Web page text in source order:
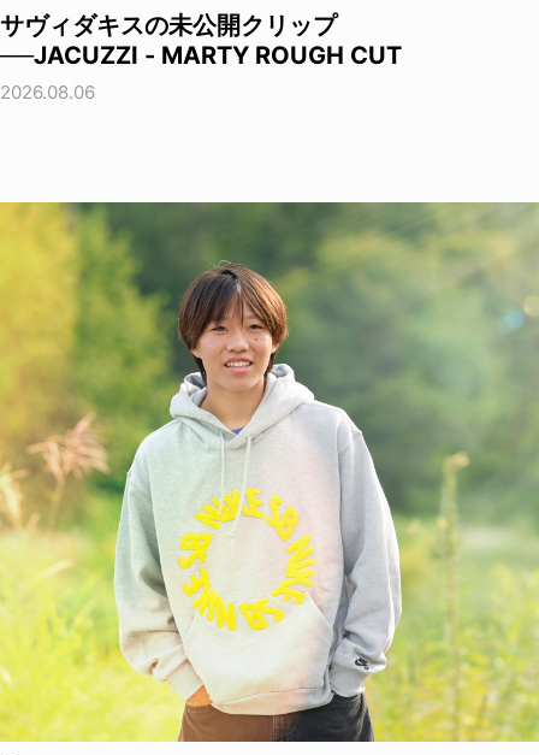
サヴィダキスの未公開クリップ
──JACUZZI - MARTY ROUGH CUT
2026.08.06